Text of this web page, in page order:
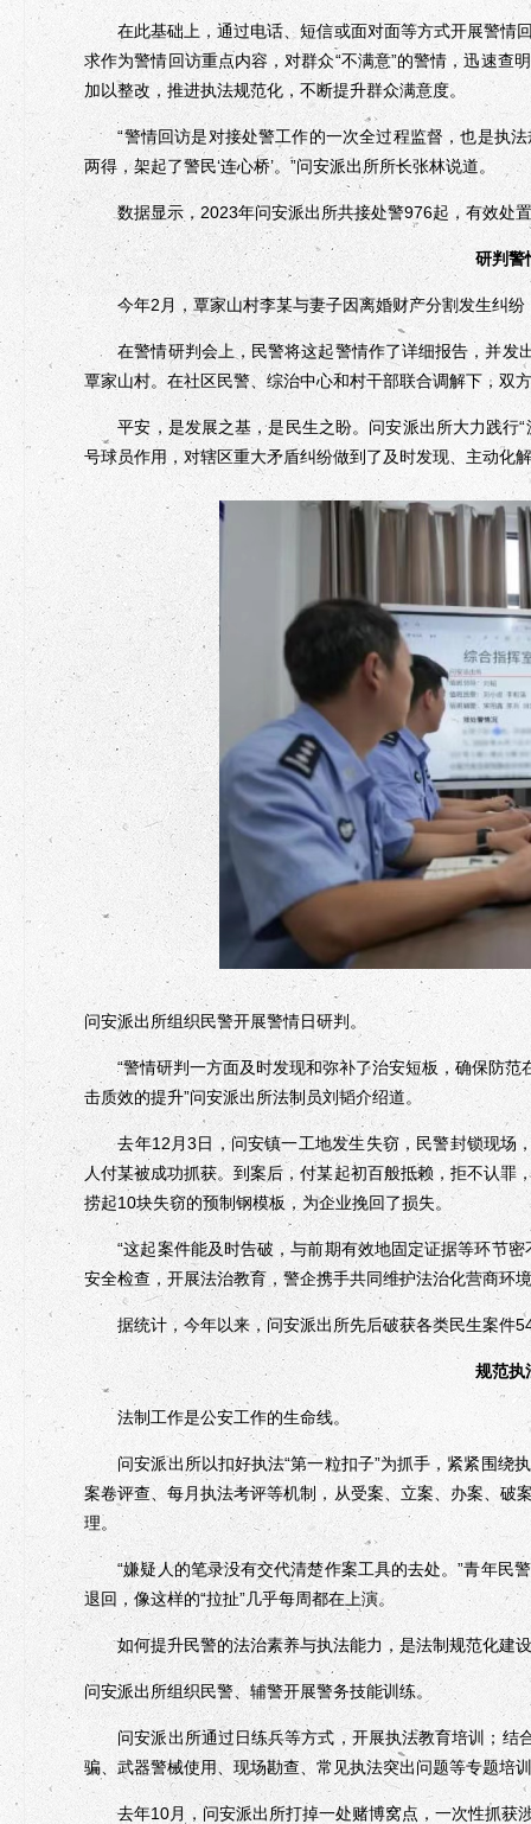
在此基础上，通过电话、短信或面对面等方式开展警情
求作为警情回访重点内容，对群众“不满意”的警情，迅速
加以整改，推进执法规范化，不断提升群众满意度。
“警情回访是对接处警工作的一次全过程监督，也是执法
两得，架起了警民‘连心桥’。”问安派出所所长张林说道。
数据显示，2023年问安派出所共接处警976起，有效处
研判警
今年2月，覃家山村李某与妻子因离婚财产分割发生纠纷
在警情研判会上，民警将这起警情作了详细报告，并发
覃家山村。在社区民警、综治中心和村干部联合调解下，双
平安，是发展之基，是民生之盼。问安派出所大力践行“
号球员作用，对辖区重大矛盾纠纷做到了及时发现、主动化
问安派出所组织民警开展警情日研判。
“警情研判一方面及时发现和弥补了治安短板，确保防范
击质效的提升”问安派出所法制员刘韬介绍道。
去年12月3日，问安镇一工地发生失窃，民警封锁现场
人付某被成功抓获。到案后，付某起初百般抵赖，拒不认
捞起10块失窃的预制钢模板，为企业挽回了损失。
“这起案件能及时告破，与前期有效地固定证据等环节密
安全检查，开展法治教育，警企携手共同维护法治化营商环
据统计，今年以来，问安派出所先后破获各类民生案件
规范执
法制工作是公安工作的生命线。
问安派出所以扣好执法“第一粒扣子”为抓手，紧紧围绕
案卷评查、每月执法考评等机制，从受案、立案、办案、破
理。
“嫌疑人的笔录没有交代清楚作案工具的去处。”青年民
退回，像这样的“拉扯”几乎每周都在上演。
如何提升民警的法治素养与执法能力，是法制规范化建
问安派出所组织民警、辅警开展警务技能训练。
问安派出所通过日练兵等方式，开展执法教育培训；结
骗、武器警械使用、现场勘查、常见执法突出问题等专题
去年10月，问安派出所打掉一处赌博窝点，一次性抓获